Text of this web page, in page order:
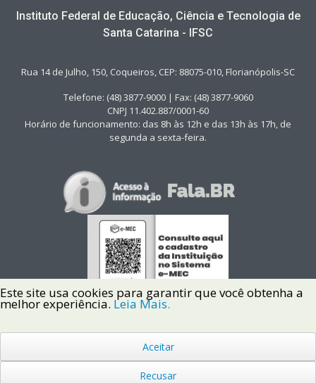
Instituto Federal de Educação, Ciência e Tecnologia de
Santa Catarina - IFSC
Rua 14 de Julho, 150, Coqueiros, CEP: 88075-010, Florianópolis-SC
Telefone: (48) 3877-9000 | Fax: (48) 3877-9060
CNPJ 11.402.887/0001-60
Horário de funcionamento: das 8h às 12h e das 13h às 17h, de
segunda a sexta-feira.
Copyright © 2022 Instituto Federal de Santa Catarina IFSC
Todos os Direitos Reservados.
Este site usa cookies para garantir que você obtenha a
melhor experiência. Leia Mais.
Aceitar
Recusar